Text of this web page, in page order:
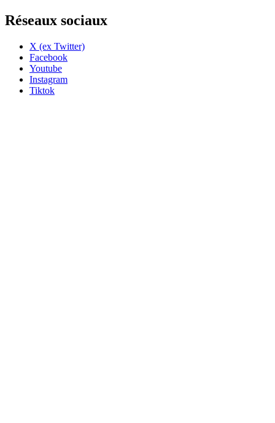
Réseaux sociaux
X (ex Twitter)
Facebook
Youtube
Instagram
Tiktok